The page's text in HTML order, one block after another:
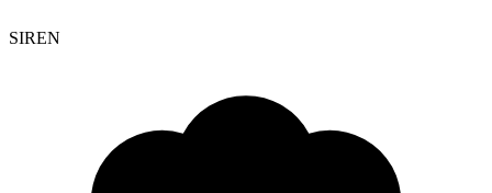
SIREN